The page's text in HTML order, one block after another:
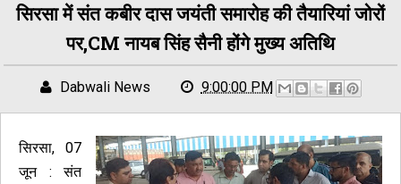
सिरसा में संत कबीर दास जयंती समारोह की तैयारियां जोरों
पर,CM नायब सिंह सैनी होंगे मुख्य अतिथि
Dabwali News 9:00:00 PM
सिरसा, 07
जून : संत